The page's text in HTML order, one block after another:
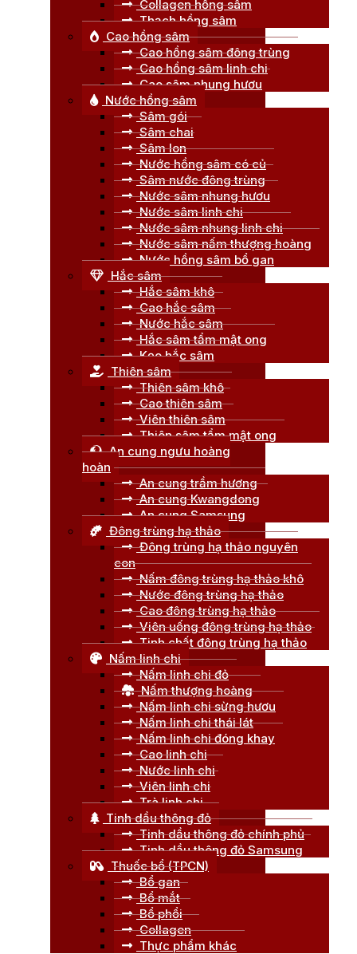
Collagen hồng sâm
Thạch hồng sâm
Cao hồng sâm
Cao hồng sâm đông trùng
Cao hồng sâm linh chi
Cao sâm nhung hươu
Nước hồng sâm
Sâm gói
Sâm chai
Sâm lon
Nước hồng sâm có củ
Sâm nước đông trùng
Nước sâm nhung hươu
Nước sâm linh chi
Nước sâm nhung linh chi
Nước sâm nấm thượng hoàng
Nước hồng sâm bổ gan
Hắc sâm
Hắc sâm khô
Cao hắc sâm
Nước hắc sâm
Hắc sâm tẩm mật ong
Kẹo hắc sâm
Thiên sâm
Thiên sâm khô
Cao thiên sâm
Viên thiên sâm
Thiên sâm tẩm mật ong
An cung ngưu hoàng
hoàn
An cung trầm hương
An cung Kwangdong
An cung Samsung
Đông trùng hạ thảo
Đông trùng hạ thảo nguyên
con
Nấm đông trùng hạ thảo khô
Nước đông trùng hạ thảo
Cao đông trùng hạ thảo
Viên uống đông trùng hạ thảo
Tinh chất đông trùng hạ thảo
Nấm linh chi
Nấm linh chi đỏ
Nấm thượng hoàng
Nấm linh chi sừng hươu
Nấm linh chi thái lát
Nấm linh chi đóng khay
Cao linh chi
Nước linh chi
Viên linh chi
Trà linh chi
Tinh dầu thông đỏ
Tinh dầu thông đỏ chính phủ
Tinh dầu thông đỏ Samsung
Thuốc bổ (TPCN)
Bổ gan
Bổ mắt
Bổ phổi
Collagen
Thực phẩm khác